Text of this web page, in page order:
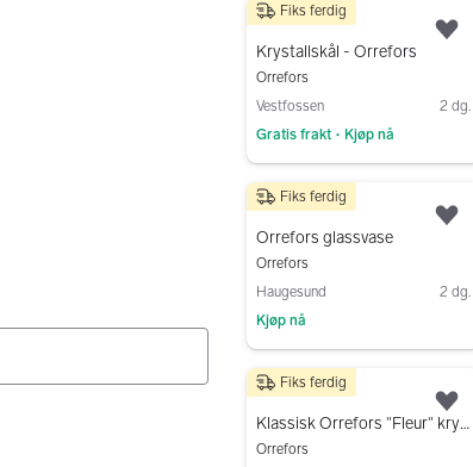
450 kr
Krystallskål - Orrefors
Orrefors
Vestfossen
2 dg.
Gratis frakt • Kjøp nå
Fiks ferdig
120 kr
Orrefors glassvase
Orrefors
Haugesund
2 dg.
Kjøp nå
Fiks ferdig
350 kr
Klassisk Orrefors "Fleur" krystallskål – Design Jan Johansson
Orrefors
Fiks ferdig